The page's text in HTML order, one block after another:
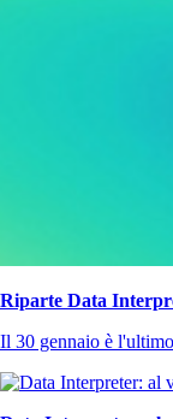
Riparte Data
Il 30 gennaio è